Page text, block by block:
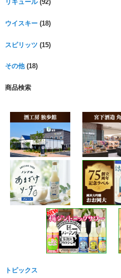
リキュール(92)
ウイスキー (18)
スピリッツ (15)
その他(18)
商品検索
トピックス